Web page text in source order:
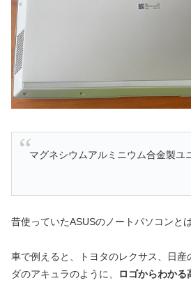
マグネシウムアルミニウム合金製ユ
昔使っていたASUSのノートパソコンと
車で例えると、トヨタのレクサス、日産
ダのアキュラのように、
ロゴからわかる